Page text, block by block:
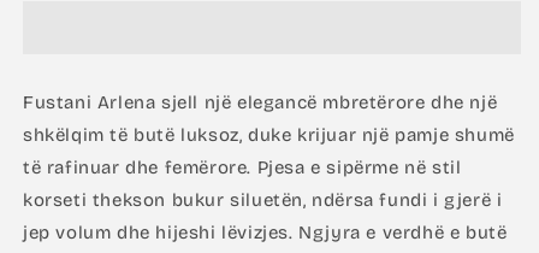
Fustani Arlena sjell një elegancë mbretërore dhe një
shkëlqim të butë luksoz, duke krijuar një pamje shumë
të rafinuar dhe femërore. Pjesa e sipërme në stil
korseti thekson bukur siluetën, ndërsa fundi i gjerë i
jep volum dhe hijeshi lëvizjes. Ngjyra e verdhë e butë